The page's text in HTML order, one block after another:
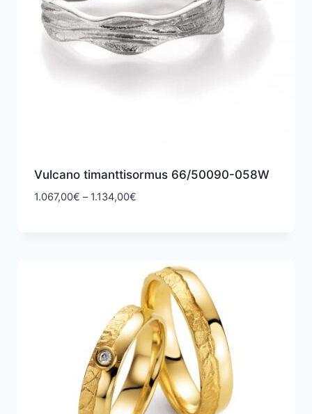
Vulcano timanttisormus 66/50090-058W
1.067,00€ – 1.134,00€Hintaluokka: